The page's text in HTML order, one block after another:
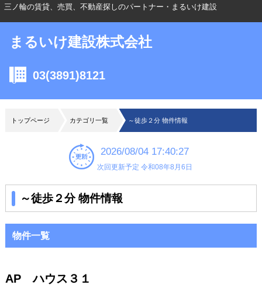
三ノ輪の賃貸、売買、不動産探しのパートナー・まるいけ建設
まるいけ建設株式会社
03(3891)8121
トップページ カテゴリ一覧 ～徒歩２分 物件情報
2026/08/04 17:40:27
次回更新予定 令和08年8月6日
～徒歩２分 物件情報
物件一覧
AP ハウス３１